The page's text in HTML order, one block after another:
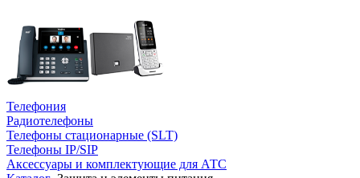
Телефония
Радиотелефоны
Телефоны стационарные (SLT)
Телефоны IP/SIP
Аксессуары и комплектующие для АТС